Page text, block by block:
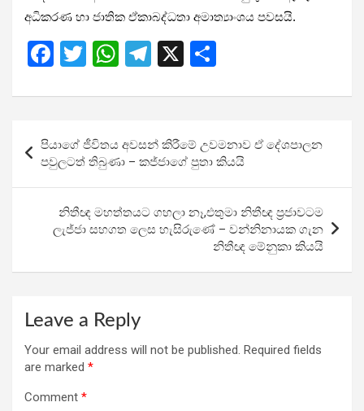
අධිකරණ හා ජාතික ඒකාබද්ධතා අමාත්‍යාංශය පවසයි.
F
ce
o
o
k
T
tt
er
W
at
s
A
p
p
T
e
gr
a
m
X
ar
e
navigation
පියාගේ ජීවිතය අවසන් කිරීමේ උවමනාව ඒ දේශපාලන
පවුලටත් තිබුණා – කජ්ජාගේ පුතා කියයි
නිතීඥ මහත්තයට ගහලා නෑ,එතුමා නිතීඥ ප්‍රජාවටම
ලැජ්ජා සහගත ලෙස හැසිරුණේ – වන්නිනායක ගැන
නිතීඥ මේනුකා කියයි
Leave a Reply
Your email address will not be published. Required fields
are marked *
Comment *